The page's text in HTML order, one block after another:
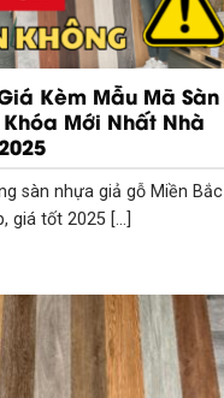
Kèm Mẫu Mã Sàn
Mới Nhất Nhà
sàn nhựa giả gỗ Miền Bắc
giá tốt 2025 [...]